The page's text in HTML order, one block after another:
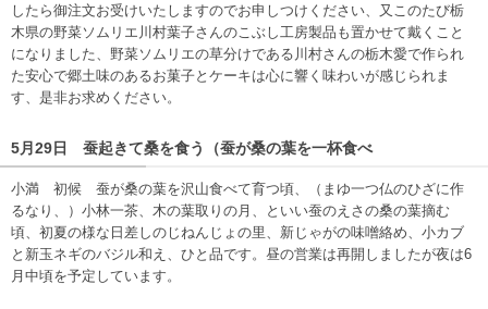
したら御注文お受けいたしますのでお申しつけください、又このたび栃
木県の野菜ソムリエ川村葉子さんのこぶし工房製品も置かせて戴くこと
になりました、野菜ソムリエの草分けである川村さんの栃木愛で作られ
た安心で郷土味のあるお菓子とケーキは心に響く味わいが感じられま
す、是非お求めください。
5月29日 蚕起きて桑を食う（蚕が桑の葉を一杯食べ
小満 初候 蚕が桑の葉を沢山食べて育つ頃、（まゆ一つ仏のひざに作
るなり、）小林一茶、木の葉取りの月、といい蚕のえさの桑の葉摘む
頃、初夏の様な日差しのじねんじょの里、新じゃがの味噌絡め、小カブ
と新玉ネギのバジル和え、ひと品です。昼の営業は再開しましたが夜は6
月中頃を予定しています。